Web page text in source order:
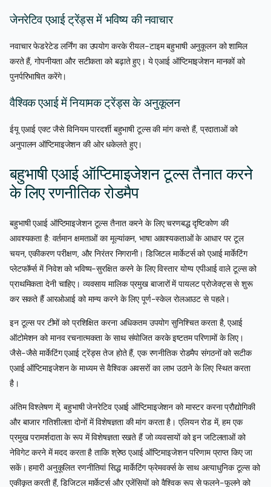
जेनरेटिव एआई ट्रेंड्स में भविष्य की नवाचार
नवाचार फेडरेटेड लर्निंग का उपयोग करके रीयल-टाइम बहुभाषी अनुकूलन को शामिल
करते हैं, गोपनीयता और सटीकता को बढ़ाते हुए। ये एआई ऑप्टिमाइजेशन मानकों को
पुनर्परिभाषित करेंगे।
वैश्विक एआई में नियामक ट्रेंड्स के अनुकूलन
ईयू एआई एक्ट जैसे विनियम पारदर्शी बहुभाषी टूल्स की मांग करते हैं, प्रदाताओं को
अनुपालन ऑप्टिमाइजेशन की ओर धकेलते हुए।
बहुभाषी एआई ऑप्टिमाइजेशन टूल्स तैनात करने
के लिए रणनीतिक रोडमैप
बहुभाषी एआई ऑप्टिमाइजेशन टूल्स तैनात करने के लिए चरणबद्ध दृष्टिकोण की
आवश्यकता है: वर्तमान क्षमताओं का मूल्यांकन, भाषा आवश्यकताओं के आधार पर टूल
चयन, एकीकरण परीक्षण, और निरंतर निगरानी। डिजिटल मार्केटर्स को एआई मार्केटिंग
प्लेटफॉर्म्स में निवेश को भविष्य-सुरक्षित करने के लिए विस्तार योग्य एपीआई वाले टूल्स को
प्राथमिकता देनी चाहिए। व्यवसाय मालिक प्रमुख बाजारों में पायलट प्रोजेक्ट्स से शुरू
कर सकते हैं आरओआई को मान्य करने के लिए पूर्ण-स्केल रोलआउट से पहले।
इन टूल्स पर टीमों को प्रशिक्षित करना अधिकतम उपयोग सुनिश्चित करता है, एआई
ऑटोमेशन को मानव रचनात्मकता के साथ संयोजित करके इष्टतम परिणामों के लिए।
जैसे-जैसे मार्केटिंग एआई ट्रेंड्स तेज होते हैं, एक रणनीतिक रोडमैप संगठनों को सटीक
एआई ऑप्टिमाइजेशन के माध्यम से वैश्विक अवसरों का लाभ उठाने के लिए स्थित करता
है।
अंतिम विश्लेषण में, बहुभाषी जेनरेटिव एआई ऑप्टिमाइजेशन को मास्टर करना प्रौद्योगिकी
और बाजार गतिशीलता दोनों में विशेषज्ञता की मांग करता है। एलियन रोड में, हम एक
प्रमुख परामर्शदाता के रूप में विशेषज्ञता रखते हैं जो व्यवसायों को इन जटिलताओं को
नेविगेट करने में मदद करता है ताकि श्रेष्ठ एआई ऑप्टिमाइजेशन परिणाम प्राप्त किए जा
सकें। हमारी अनुकूलित रणनीतियां सिद्ध मार्केटिंग फ्रेमवर्क्स के साथ अत्याधुनिक टूल्स को
एकीकृत करती हैं, डिजिटल मार्केटर्स और एजेंसियों को वैश्विक रूप से फलने-फूलने को